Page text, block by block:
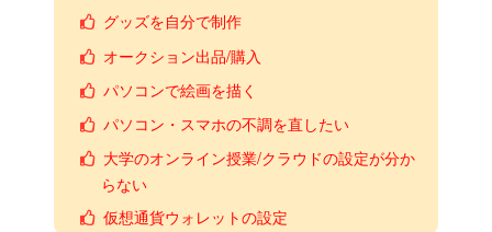
グッズを自分で制作
オークション出品/購入
パソコンで絵画を描く
パソコン・スマホの不調を直したい
大学のオンライン授業/クラウドの設定が分か
らない
仮想通貨ウォレットの設定